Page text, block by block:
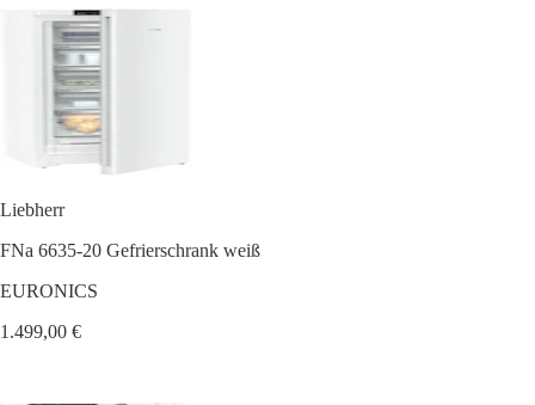
Liebherr
FNa 6635-20 Gefrierschrank weiß
EURONICS
1.499,00 €